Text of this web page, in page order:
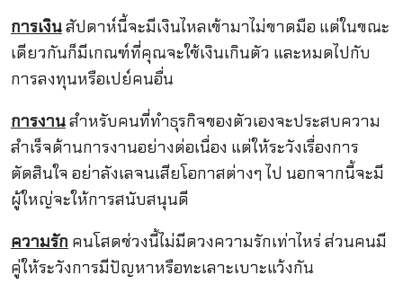
การเงินสัปดาห์นี้จะมีเงินไหลเข้ามาไม่ขาดมือ แต่ในขณะ
เดียวกันก็มีเกณฑ์ที่คุณจะใช้เงินเกินตัว และหมดไปกับ
การลงทุนหรือเปย์คนอื่น
การงานสำหรับคนที่ทำธุรกิจของตัวเองจะประสบความ
สำเร็จด้านการงานอย่างต่อเนื่อง แต่ให้ระวังเรื่องการ
ตัดสินใจ อย่าลังเลจนเสียโอกาสต่างๆ ไป นอกจากนี้จะมี
ผู้ใหญ่จะให้การสนับสนุนดี
ความรัก คนโสดช่วงนี้ไม่มีดวงความรักเท่าไหร่ ส่วนคนมี
คู่ให้ระวังการมีปัญหาหรือทะเลาะเบาะแว้งกัน